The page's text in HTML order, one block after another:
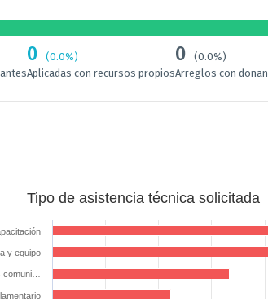
0
(0.0%)
Aplicadas con recursos propios
0
(0.0%)
Arreglos con
Tipo de asistencia técnica solicitada
y equipo
comuni…